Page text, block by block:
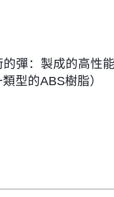
彈：製成的高性
型的ABS樹脂）